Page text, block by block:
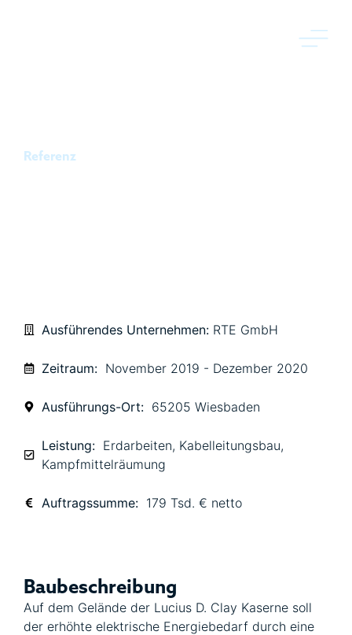
Referenz
Ausführendes Unternehmen: RTE GmbH
Zeitraum:November 2019 - Dezember 2020
Ausführungs-Ort:65205 Wiesbaden
Leistung: Erdarbeiten, Kabelleitungsbau,
Kampfmittelräumung
Auftragssumme:179 Tsd. € netto
Baubeschreibung
Auf dem Gelände der Lucius D. Clay Kaserne soll
der erhöhte elektrische Energiebedarf durch eine